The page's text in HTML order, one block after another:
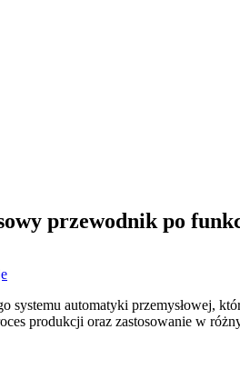
przewodnik po
systemu automatyki przemysłowej,
produkcji oraz zastosowanie w